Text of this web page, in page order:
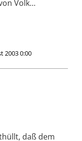
Volk…
2003 0:00
daß dem